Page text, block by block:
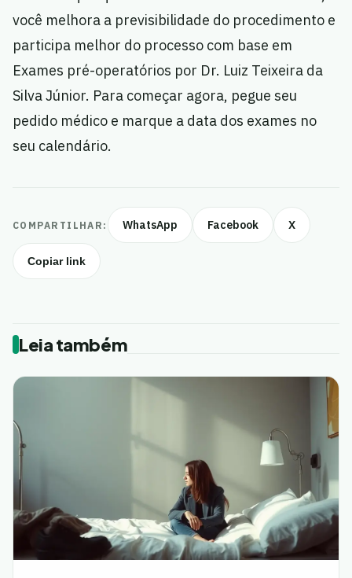
você melhora a previsibilidade do procedimento e
participa melhor do processo com base em
Exames pré-operatórios por Dr. Luiz Teixeira da
Silva Júnior. Para começar agora, pegue seu
pedido médico e marque a data dos exames no
seu calendário.
COMPARTILHAR: WhatsApp Facebook X
Copiar link
Leia também